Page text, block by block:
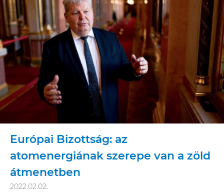
Európai Bizottság: az
atomenergiának szerepe van a zöld
átmenetben
2022.02.02.